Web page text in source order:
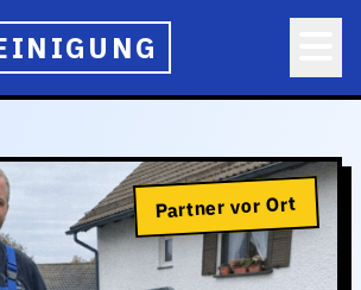
Partner vor Ort